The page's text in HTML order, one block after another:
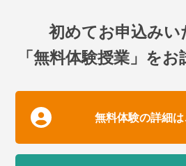
初めてお申込みい
「無料体験授業」をお
無料体験の詳細は